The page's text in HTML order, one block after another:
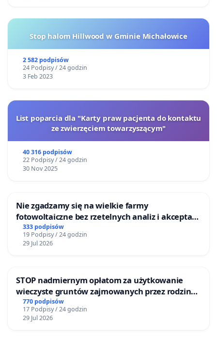
Stop halom Hillwood w Gminie Michałowice
2 582 podpisów
24 Podpisy / 24 godzin
3 Feb 2023
List poparcia dla "Karty praw pacjenta do kontaktu
ze zwierzęciem towarzyszącym"
40 316 podpisów
22 Podpisy / 24 godzin
30 Nov 2025
Nie zgadzamy się na wielkie farmy
fotowoltaiczne bez rzetelnych analiz i akceptacji
mieszkańców
333 podpisów
19 Podpisy / 24 godzin
29 Jul 2026
STOP nadmiernym opłatom za użytkowanie
wieczyste gruntów zajmowanych przez rodzinne
ogrody działkowe.
770 podpisów
17 Podpisy / 24 godzin
29 Jul 2026